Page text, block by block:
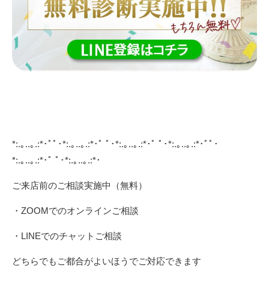
*:.｡..｡.:*･ﾟﾟ･*:.｡..｡.:*･ﾟ ﾟ･*:.｡..｡.:*･ﾟ ﾟ･*:.｡..｡.:*･ﾟﾟ･
*:.｡..｡.:*･ﾟ ﾟ･*:.｡..｡.:*･
ご来店前のご相談実施中（無料）
・ZOOMでのオンラインご相談
・LINEでのチャットご相談
どちらでもご都合がよいほうでご対応できます